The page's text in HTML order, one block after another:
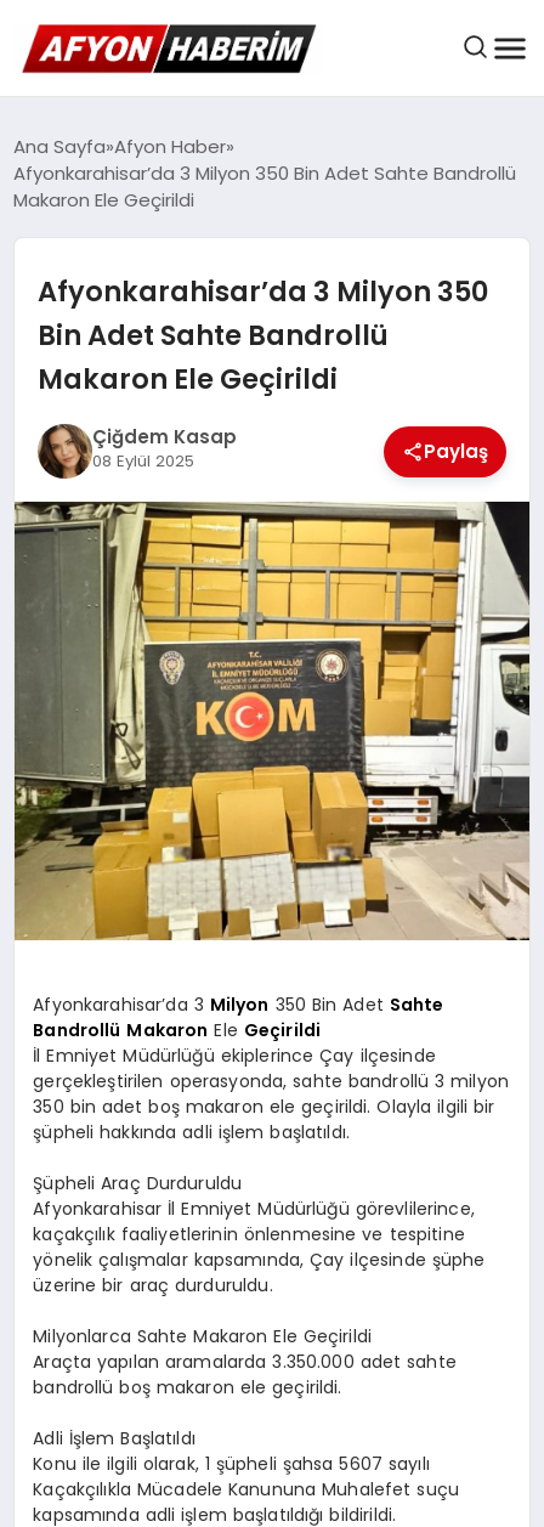
AFYON HABER
GÜNDEM
BELEDIYELER
DÜNYA
SAĞLIK
TEKNOLOJI
Ana Sayfa Afyon Haber
Afyonkarahisar’da 3 Milyon 350 Bin Adet Sahte Bandrollü
Makaron Ele Geçirildi
Afyonkarahisar’da 3 Milyon 350
Bin Adet Sahte Bandrollü
Makaron Ele Geçirildi
Çiğdem Kasap
08 Eylül 2025 Paylaş
Afyonkarahisar’da 3 Milyon 350 Bin Adet Sahte
Bandrollü Makaron Ele Geçirildi
İl Emniyet Müdürlüğü ekiplerince Çay ilçesinde
gerçekleştirilen operasyonda, sahte bandrollü 3 milyon
350 bin adet boş makaron ele geçirildi. Olayla ilgili bir
şüpheli hakkında adli işlem başlatıldı.
Şüpheli Araç Durduruldu
Afyonkarahisar İl Emniyet Müdürlüğü görevlilerince,
kaçakçılık faaliyetlerinin önlenmesine ve tespitine
yönelik çalışmalar kapsamında, Çay ilçesinde şüphe
üzerine bir araç durduruldu.
Milyonlarca Sahte Makaron Ele Geçirildi
Araçta yapılan aramalarda 3.350.000 adet sahte
bandrollü boş makaron ele geçirildi.
Adli İşlem Başlatıldı
Konu ile ilgili olarak, 1 şüpheli şahsa 5607 sayılı
Kaçakçılıkla Mücadele Kanununa Muhalefet suçu
kapsamında adli işlem başlatıldığı bildirildi.